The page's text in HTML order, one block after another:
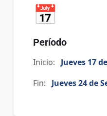
📅
Período
Inicio:
Jueves 17
Fin:
Jueves 24 de